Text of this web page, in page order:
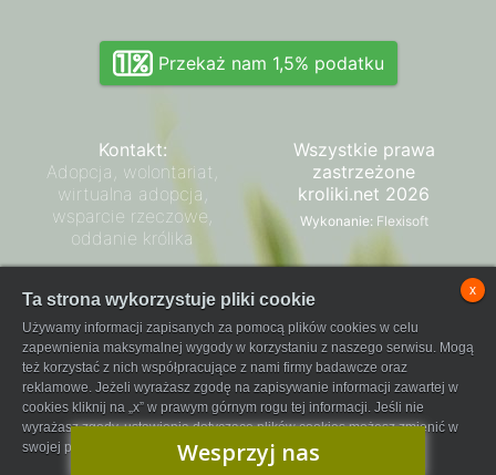
Przekaż nam 1,5% podatku
Kontakt:
Adopcja, wolontariat,
wirtualna adopcja,
wsparcie rzeczowe,
oddanie królika
Regulamin płatności
FaniPay
Wszystkie prawa
zastrzeżone
kroliki.net 2026
Wykonanie: Flexisoft
Ta strona wykorzystuje pliki cookie
Używamy informacji zapisanych za pomocą plików cookies w celu
zapewnienia maksymalnej wygody w korzystaniu z naszego serwisu. Mogą
też korzystać z nich współpracujące z nami firmy badawcze oraz
reklamowe. Jeżeli wyrażasz zgodę na zapisywanie informacji zawartej w
cookies kliknij na „x” w prawym górnym rogu tej informacji. Jeśli nie
wyrażasz zgody, ustawienia dotyczące plików cookies możesz zmienić w
swojej przeglądarce.
x
Wesprzyj nas